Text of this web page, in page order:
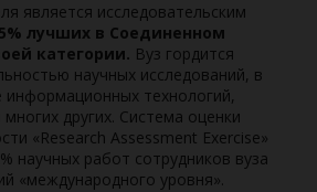
является исследовательским
лучших в Соединенном
категории. Вуз гордится
научных исследований, в
информационных технологий,
других. Система оценки
«Research Assessment Exercise»
научных работ сотрудников вуза
«международного уровня».